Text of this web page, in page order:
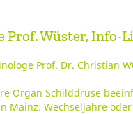
Prof. Wüster, Info-
Prof. Dr. Christian
Organ Schilddrüse
Mainz: Wechseljahre